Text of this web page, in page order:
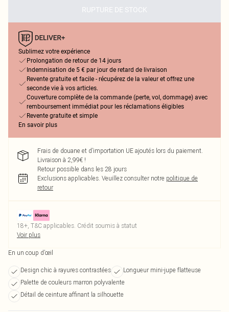
RUPTURE DE STOCK
Sublimez votre expérience
Prolongation de retour de 14 jours
Indemnisation de 5 € par jour de retard de livraison
Revente gratuite et facile - récupérez de la valeur et offrez une
seconde vie à vos articles.
Couverture complète de la commande (perte, vol, dommage) avec
remboursement immédiat pour les réclamations éligibles
Revente gratuite et simple
En savoir plus
Frais de douane et d’importation UE ajoutés lors du paiement.
Livraison à 2,99€ !
Retour possible dans les 28 jours
Exclusions applicables. Veuillez consulter notre politique de
retour
18+, T&C applicables. Crédit soumis à statut
Voir plus
En un coup d’œil
Design chic à rayures contrastées
Longueur mini-jupe flatteuse
Palette de couleurs marron polyvalente
Détail de ceinture affinant la silhouette